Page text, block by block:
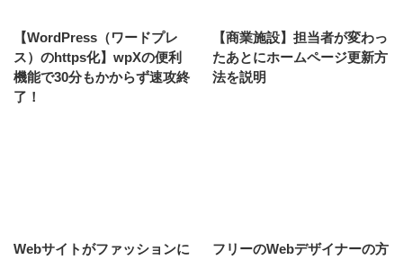
【WordPress（ワードプレ
ス）のhttps化】wpXの便利
機能で30分もかからず速攻終
了！
【商業施設】担当者が変わっ
たあとにホームページ更新方
法を説明
Webサイトがファッションに
フリーのWebデザイナーの方